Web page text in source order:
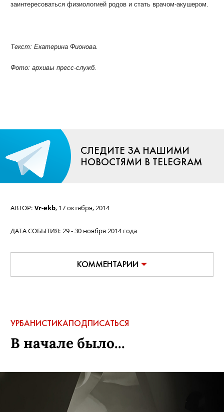
заинтересоваться физиологией родов и стать врачом-акушером.
Текст: Екатерина Фионова.
Фото: архивы пресс-служб.
СЛЕДИТЕ ЗА НАШИМИ
НОВОСТЯМИ В TELEGRAM
АВТОР: Vr-ekb, 17 октября, 2014
ДАТА СОБЫТИЯ: 29 - 30 ноября 2014 года
КОММЕНТАРИИ
УРБАНИСТИКАПОДПИСАТЬСЯ
В начале было...